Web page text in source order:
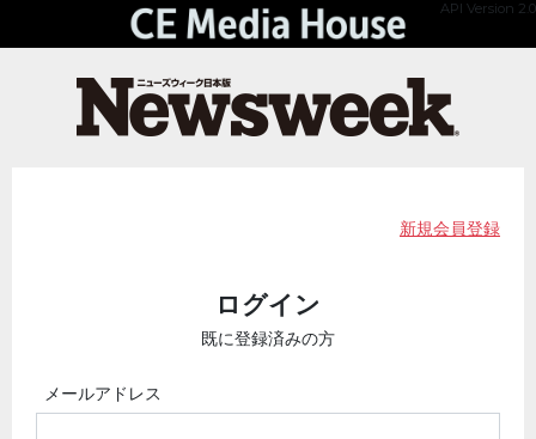
API Version 2.0
新規会員登録
ログイン
既に登録済みの方
メールアドレス